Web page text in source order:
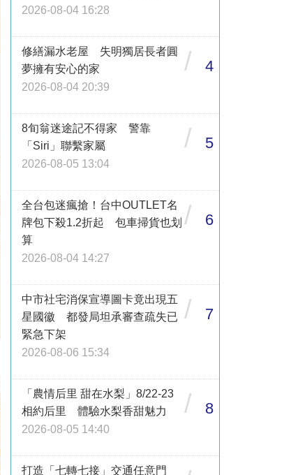
2026-08-04 16:28
修繕漏水老屋 失明獨居長者圓
夢擁有安心的家
2026-08-04 20:39
/ 4
8旬翁迷途記不得家 警靠
「Siri」聯繫家屬
2026-08-05 13:04
/ 5
全台包迷瘋搶！台中OUTLET名
牌包下殺1.2折起 包車掃貨也划
算
2026-08-04 14:27
/ 6
中市社宅消保宣導圖卡竟出現五
星國徽 都發局坦承審查疏失已
緊急下架
2026-08-06 15:34
/ 7
「農情后里 甜在水梨」8/22-23
相約后里 體驗水梨香甜魅力
2026-08-05 14:40
/ 8
打造「七轉七接」交通任意門